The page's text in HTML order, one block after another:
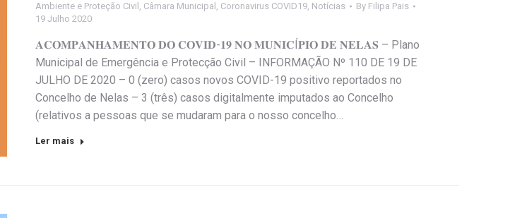
Ambiente e Proteção Civil , Câmara Municipal , Coronavirus COVID19, Notícias By Filipa Pais
19 Julho 2020
𝐀𝐂𝐎𝐌𝐏𝐀𝐍𝐇𝐀𝐌𝐄𝐍𝐓𝐎 𝐃𝐎 𝐂𝐎𝐕𝐈𝐃-𝟏𝟗 𝐍𝐎 𝐌𝐔𝐍𝐈𝐂Í𝐏𝐈𝐎 𝐃𝐄 𝐍𝐄𝐋𝐀𝐒 – Plano
Municipal de Emergência e Protecção Civil – INFORMAÇÃO Nº 110 DE 19 DE
JULHO DE 2020 – 0 (zero) casos novos COVID-19 positivo reportados no
Concelho de Nelas – 3 (três) casos digitalmente imputados ao Concelho
(relativos a pessoas que se mudaram para o nosso concelho…
Ler mais